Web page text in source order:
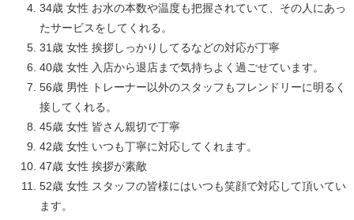
34歳 女性 お水の本数や温度も把握されていて、その人にあっ
たサービスをしてくれる。
31歳 女性 挨拶しっかりしてるなどの対応が丁寧
40歳 女性 入店から退店まで気持ちよく過ごせています。
56歳 男性 トレーナー以外のスタッフもフレンドリーに明るく
接してくれる。
45歳 女性 皆さん親切で丁寧
42歳 女性 いつも丁寧に対応してくれます。
47歳 女性 挨拶が素敵
52歳 女性 スタッフの皆様にはいつも笑顔で対応して頂いてい
ます。